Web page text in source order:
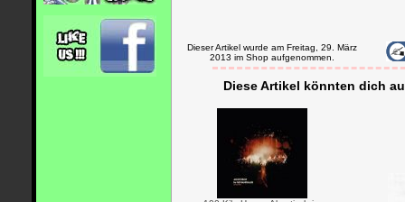
Dieser Artikel wurde am Freitag, 29. März
2013 im Shop aufgenommen.
Diese Artikel könnten dich